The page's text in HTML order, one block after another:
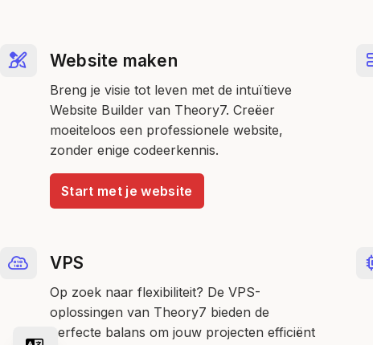
Website maken
Breng je visie tot leven met de intuïtieve
Website Builder van Theory7. Creëer
moeiteloos een professionele website,
zonder enige codeerkennis.
Start met je website
VPS
Op zoek naar flexibiliteit? De VPS-
oplossingen van Theory7 bieden de
perfecte balans om jouw projecten efficiënt